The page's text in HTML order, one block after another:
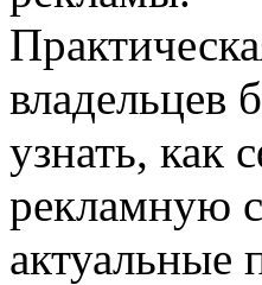
владельцев
узнать, как
рекламную